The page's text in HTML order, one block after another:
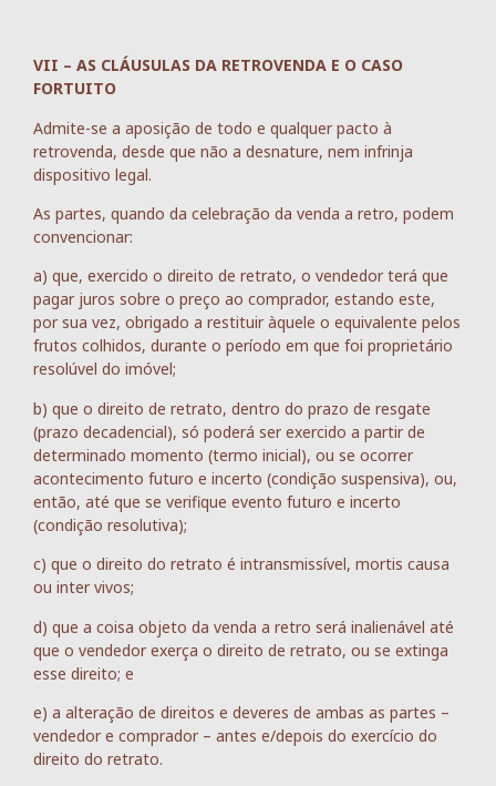
VII – AS CLÁUSULAS DA RETROVENDA E O CASO
FORTUITO
Admite-se a aposição de todo e qualquer pacto à
retrovenda, desde que não a desnature, nem infrinja
dispositivo legal.
As partes, quando da celebração da venda a retro, podem
convencionar:
a) que, exercido o direito de retrato, o vendedor terá que
pagar juros sobre o preço ao comprador, estando este,
por sua vez, obrigado a restituir àquele o equivalente pelos
frutos colhidos, durante o período em que foi proprietário
resolúvel do imóvel;
b) que o direito de retrato, dentro do prazo de resgate
(prazo decadencial), só poderá ser exercido a partir de
determinado momento (termo inicial), ou se ocorrer
acontecimento futuro e incerto (condição suspensiva), ou,
então, até que se verifique evento futuro e incerto
(condição resolutiva);
c) que o direito do retrato é intransmissível, mortis causa
ou inter vivos;
d) que a coisa objeto da venda a retro será inalienável até
que o vendedor exerça o direito de retrato, ou se extinga
esse direito; e
e) a alteração de direitos e deveres de ambas as partes –
vendedor e comprador – antes e/depois do exercício do
direito do retrato.